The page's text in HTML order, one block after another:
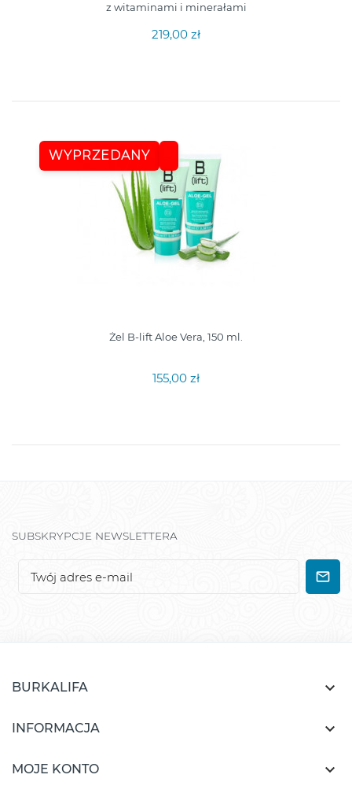
z witaminami i minerałami
219,00 zł
WYPRZEDANY
Żel B-lift Aloe Vera, 150 ml.
155,00 zł
SUBSKRYPCJE NEWSLETTERA
BURKALIFA 
INFORMACJA 
MOJE KONTO 